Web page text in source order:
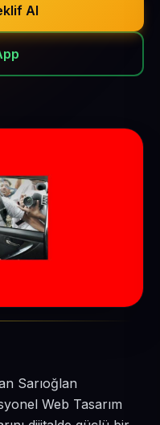
Al
Sarıoğlan
Web Tasarım